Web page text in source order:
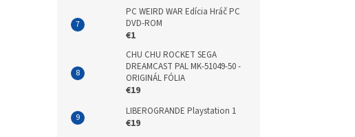
PC WEIRD WAR Edícia Hráč PC
DVD-ROM
€1
CHU CHU ROCKET SEGA
DREAMCAST PAL MK-51049-50 -
ORIGINÁL FÓLIA
€19
LIBEROGRANDE Playstation 1
€19